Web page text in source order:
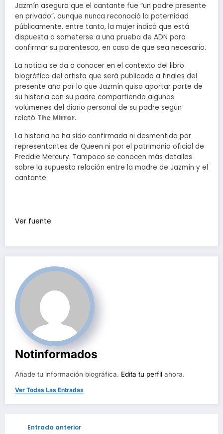
Jazmín asegura que el cantante fue “un padre presente
en privado”, aunque nunca reconoció la paternidad
públicamente, entre tanto, la mujer indicó que está
dispuesta a someterse a una prueba de ADN para
confirmar su parentesco, en caso de que sea necesario.
La noticia se da a conocer en el contexto del libro
biográfico del artista que será publicado a finales del
presente año por lo que Jazmín quiso aportar parte de
su historia con su padre compartiendo algunos
volúmenes del diario personal de su padre según
relató The Mirror.
La historia no ha sido confirmada ni desmentida por
representantes de Queen ni por el patrimonio oficial de
Freddie Mercury. Tampoco se conocen más detalles
sobre la supuesta relación entre la madre de Jazmín y el
cantante.
Ver fuente
Notinformados
Añade tu información biográfica. Edita tu perfil ahora.
Ver Todas Las Entradas
Entrada anterior